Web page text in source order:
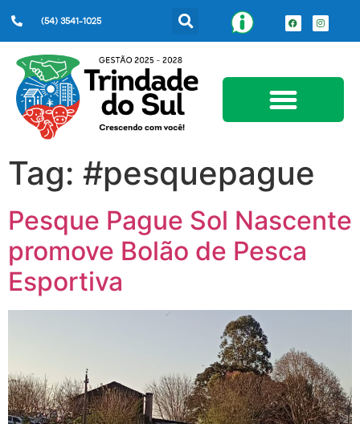
(54) 3541-1025
Tag: #pesquepague
Pesque Pague Sol Nascente
promove Bolão de Pesca
Esportiva